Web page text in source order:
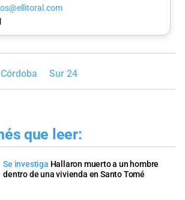
Córdoba Sur 24
que leer:
Se investiga Hallaron muerto a un hombre
dentro de una vivienda en Santo Tomé